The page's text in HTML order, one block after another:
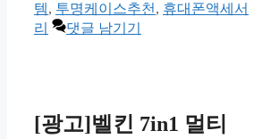
템, 투명케이스추천 , 휴대폰액세서
리
댓글 남기기
[광고]벨킨 7in1 멀티